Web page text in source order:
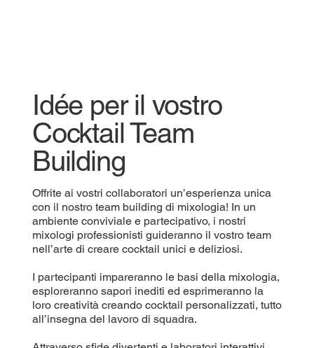
Idée per il vostro
Cocktail Team
Building
Offrite ai vostri collaboratori un’esperienza unica
con il nostro team building di mixologia! In un
ambiente conviviale e partecipativo, i nostri
mixologi professionisti guideranno il vostro team
nell’arte di creare cocktail unici e deliziosi.
I partecipanti impareranno le basi della mixologia,
esploreranno sapori inediti ed esprimeranno la
loro creatività creando cocktail personalizzati, tutto
all’insegna del lavoro di squadra.